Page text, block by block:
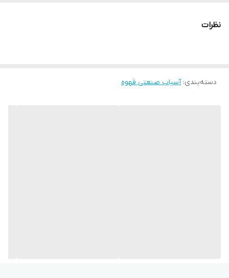
نظرات
دسته‌بندی:آسیاب صنعتی قهوه